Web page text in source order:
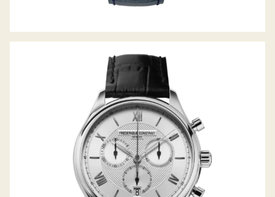
CLASSICS QUARZ CHRONOGRAPH